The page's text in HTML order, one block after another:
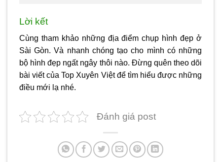
Lời kết
Cùng tham khảo những địa điểm chụp hình đẹp ở
Sài Gòn. Và nhanh chóng tạo cho mình có những
bộ hình đẹp ngất ngây thôi nào. Đừng quên theo dõi
bài viết của Top Xuyên Việt để tìm hiểu được những
điều mới lạ nhé.
Đánh giá post